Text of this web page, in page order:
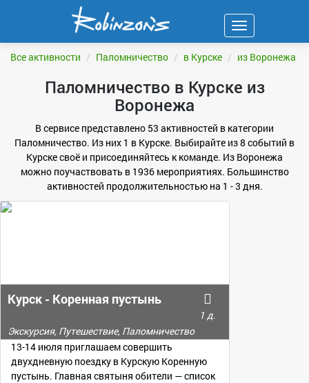
Навигация
Все активности Паломничество в Курске из Воронежа
Паломничество в Курске из
Воронежа
В сервисе представлено 53 активностей в категории
Паломничество. Из них 1 в Курске. Выбирайте из 8 событий в
Курске своё и присоединяйтесь к команде. Из Воронежа
можно поучаствовать в 1936 мероприятиях. Большинство
активностей продолжительностью на 1 - 3 дня.
Курск - Коренная пустынь
1 д.
Экскурсия, Путешествие, Паломничество
13-14 июля приглашаем совершить
двухдневную поездку в Курскую Коренную
пустынь. Главная святыня обители — список